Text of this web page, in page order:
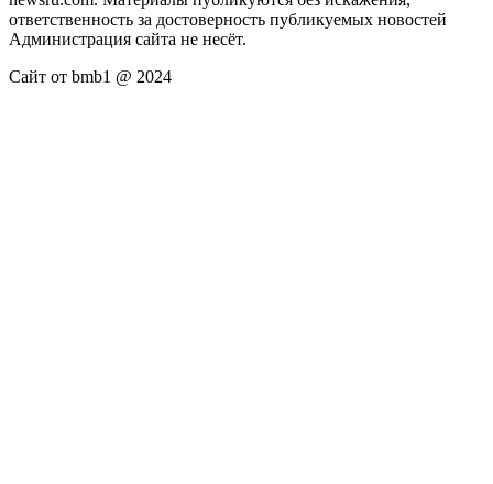
ответственность за достоверность публикуемых новостей
Администрация сайта не несёт.
Сайт от bmb1 @ 2024